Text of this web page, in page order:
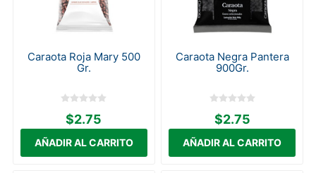
Caraota Roja Mary 500
Gr.
$2.75
Caraota Negra Pantera
900Gr.
$2.75